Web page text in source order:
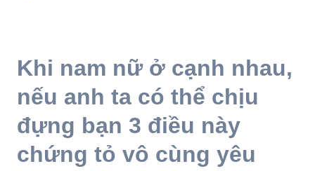
Khi nam nữ ở cạnh nhau,
nếu anh ta có thể chịu
đựng bạn 3 điều này
chứng tỏ vô cùng yêu